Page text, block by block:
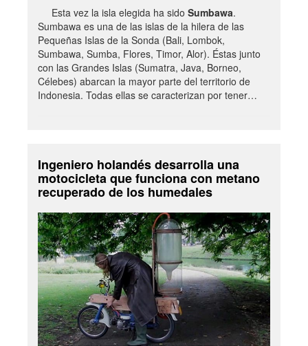
Esta vez la isla elegida ha sido Sumbawa.
Sumbawa es una de las islas de la hilera de las
Pequeñas Islas de la Sonda (Bali, Lombok,
Sumbawa, Sumba, Flores, Timor, Alor). Éstas junto
con las Grandes Islas (Sumatra, Java, Borneo,
Célebes) abarcan la mayor parte del territorio de
Indonesia. Todas ellas se caracterizan por tener…
Ingeniero holandés desarrolla una
motocicleta que funciona con metano
recuperado de los humedales